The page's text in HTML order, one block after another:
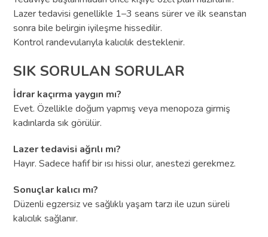
Lazer tedavisi genellikle 1–3 seans sürer ve ilk seanstan
sonra bile belirgin iyileşme hissedilir.
Kontrol randevularıyla kalıcılık desteklenir.
SIK SORULAN SORULAR
İdrar kaçırma yaygın mı?
Evet. Özellikle doğum yapmış veya menopoza girmiş
kadınlarda sık görülür.
Lazer tedavisi ağrılı mı?
Hayır. Sadece hafif bir ısı hissi olur, anestezi gerekmez.
Sonuçlar kalıcı mı?
Düzenli egzersiz ve sağlıklı yaşam tarzı ile uzun süreli
kalıcılık sağlanır.